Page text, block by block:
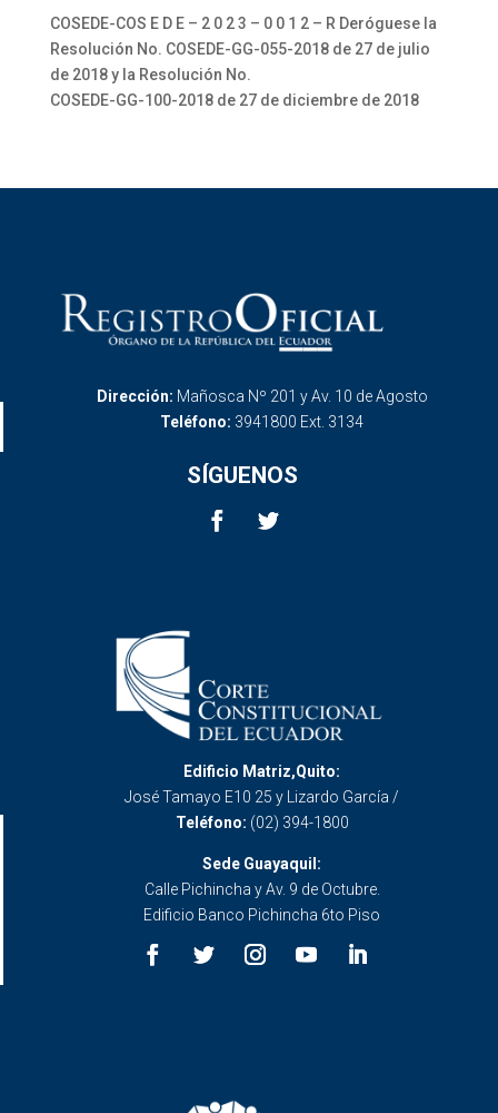
COSEDE-COS E D E – 2 0 2 3 – 0 0 1 2 – R Deróguese la
Resolución No. COSEDE-GG-055-2018 de 27 de julio
de 2018 y la Resolución No.
COSEDE-GG-100-2018 de 27 de diciembre de 2018
Dirección: Mañosca Nº 201 y Av. 10 de Agosto
Teléfono: 3941800 Ext. 3134
SÍGUENOS
Edificio Matriz,Quito:
José Tamayo E10 25 y Lizardo García /
Teléfono: (02) 394-1800
Sede Guayaquil:
Calle Pichincha y Av. 9 de Octubre.
Edificio Banco Pichincha 6to Piso